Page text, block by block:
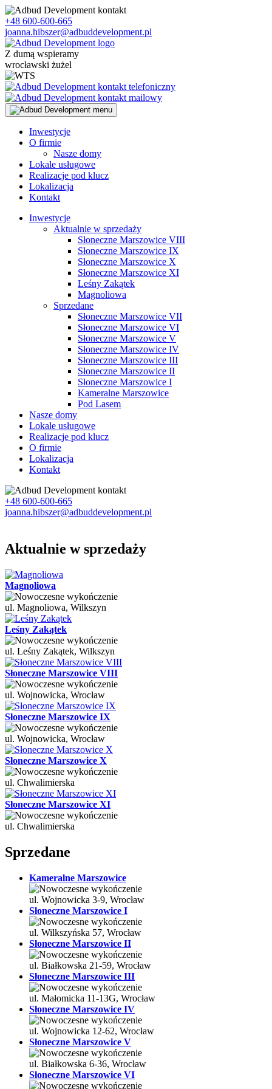
Skip
to
content
+48 600-600-665
joanna.hibszer@adbuddevelopment.pl
Z dumą wspieramy
wrocławski żużel
Inwestycje
O firmie
Nasze domy
Lokale usługowe
Realizacje pod klucz
Lokalizacja
Kontakt
Inwestycje
Aktualnie w sprzedaży
Słoneczne Marszowice VIII
Słoneczne Marszowice IX
Słoneczne Marszowice X
Słoneczne Marszowice XI
Leśny Zakątek
Magnoliowa
Sprzedane
Słoneczne Marszowice VII
Słoneczne Marszowice VI
Słoneczne Marszowice V
Słoneczne Marszowice IV
Słoneczne Marszowice III
Słoneczne Marszowice II
Słoneczne Marszowice I
Kameralne Marszowice
Pod Lasem
Nasze domy
Lokale usługowe
Realizacje pod klucz
O firmie
Lokalizacja
Kontakt
+48 600-600-665
joanna.hibszer@adbuddevelopment.pl
Aktualnie w sprzedaży
Magnoliowa
ul. Magnoliowa, Wilkszyn
Leśny Zakątek
ul. Leśny Zakątek, Wilkszyn
Słoneczne Marszowice VIII
ul. Wojnowicka, Wrocław
Słoneczne Marszowice IX
ul. Wojnowicka, Wrocław
Słoneczne Marszowice X
ul. Chwalimierska
Słoneczne Marszowice XI
ul. Chwalimierska
Sprzedane
Kameralne Marszowice
ul. Wojnowicka 3-9, Wrocław
Słoneczne Marszowice I
ul. Wilkszyńska 57, Wrocław
Słoneczne Marszowice II
ul. Białkowska 21-59, Wrocław
Słoneczne Marszowice III
ul. Małomicka 11-13G, Wrocław
Słoneczne Marszowice IV
ul. Wojnowicka 12-62, Wrocław
Słoneczne Marszowice V
ul. Białkowska 6-36, Wrocław
Słoneczne Marszowice VI